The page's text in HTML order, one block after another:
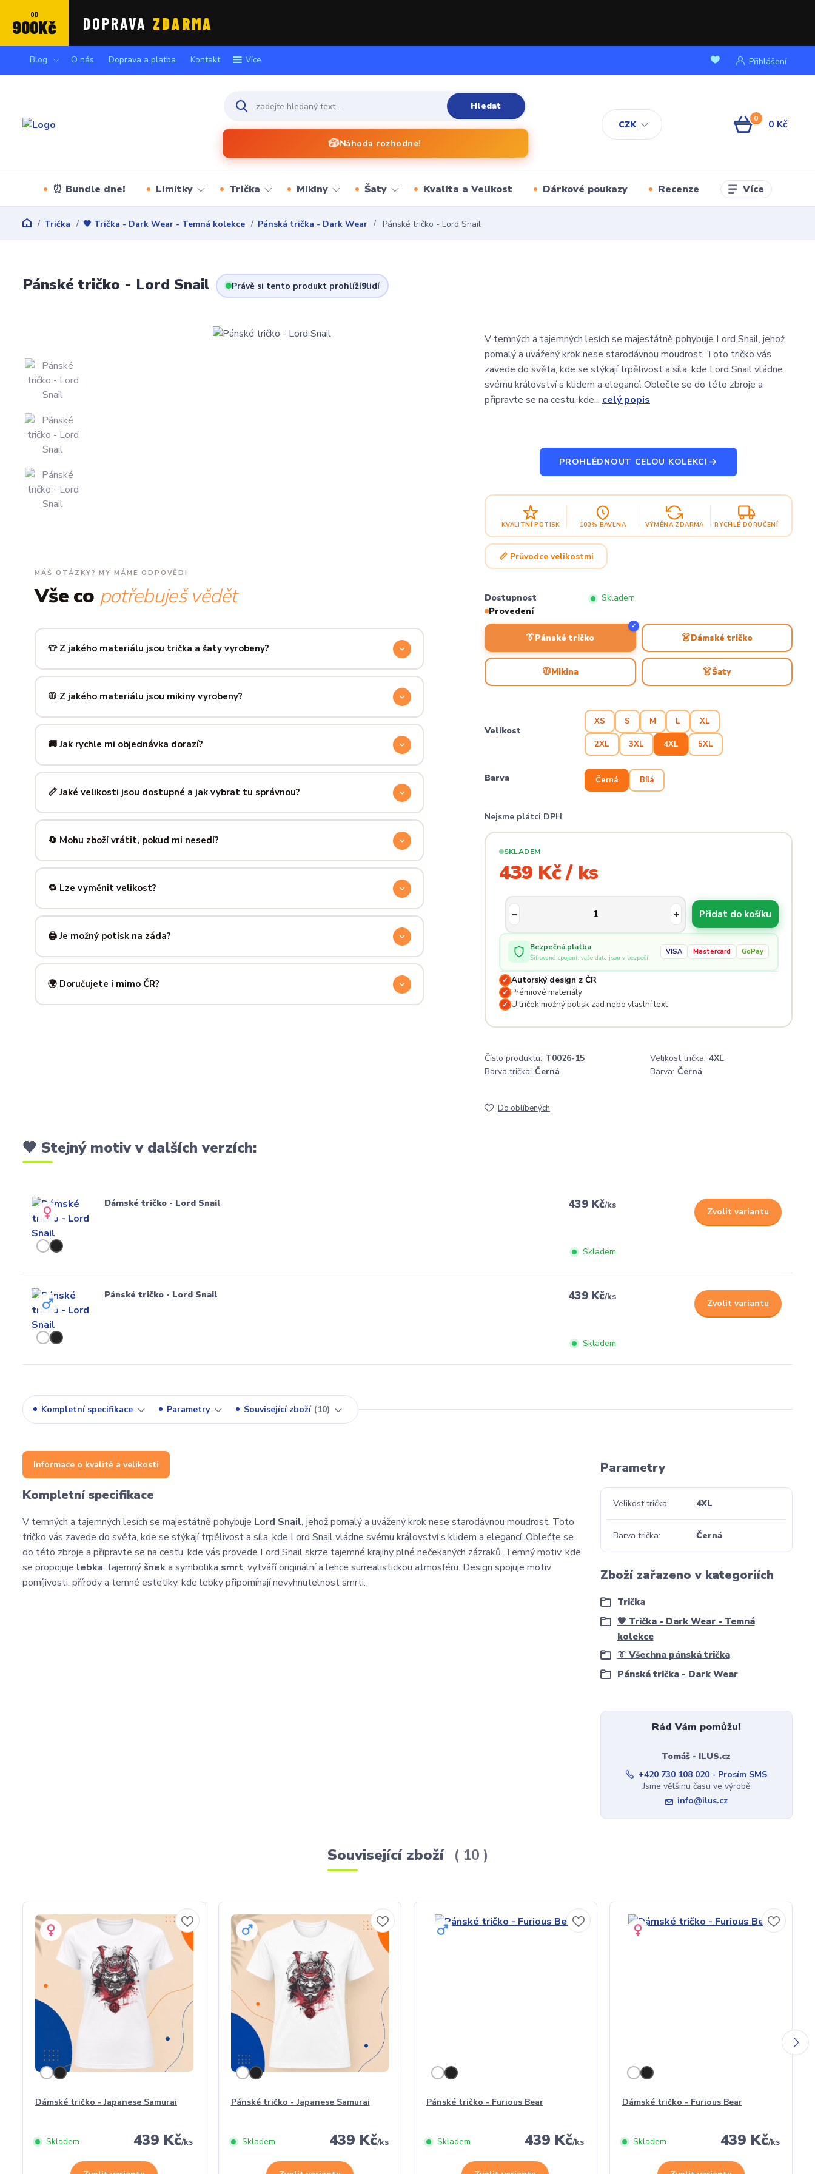
OD
900Kč DOPRAVA ZDARMA
Blog O nás Doprava a platba Kontakt Více
CZK
Přihlášení
Hledat
🎲Náhoda rozhodne!
0 0 Kč
⏰ Bundle dne! Limitky Trička Mikiny Šaty Kvalita a Velikost Dárkové poukazy Recenze Více
Trička 🖤 Trička - Dark Wear - Temná kolekce Pánská trička - Dark Wear Pánské tričko - Lord Snail
Pánské tričko - Lord Snail Právě si tento produkt prohlíží9lidí
MÁŠ OTÁZKY? MY MÁME ODPOVĚDI
Vše co potřebuješ vědět
👕 Z jakého materiálu jsou trička a šaty vyrobeny?
Používáme prémiovou 100% bavlnu — měkkou na dotek, prodyšnou a odolnou. Produkt si
zachová tvar i barvu i po desítkách praní. Kvalita, kterou pocítíš hned při prvním oblečení.
🧥 Z jakého materiálu jsou mikiny vyrobeny?
Mikiny šijeme ze směsi80 % bavlny a 20 % polyesteru— příjemně hřejivá, pevná a zároveň
prodyšná kombinace, která si dlouho drží tvar i po opakovaném praní.
🚚 Jak rychle mi objednávka dorazí?
Mimo sezónu balíme a odesíláme do 3 pracovních dní. Doručení přes PPL, GLS nebo Českou
poštu trvá obvykle 1–3 pracovní dny — zboží tak můžeš mít u sebe už za pár dní.
📏 Jaké velikosti jsou dostupné a jak vybrat tu správnou?
Nabízíme velikosti XS až 5XL, takže si vybere opravdu každý. Klikni naPrůvodce velikostmi
výše — najdeš tam přesné míry v cm a výběr velikosti bude hračka.
🔄 Mohu zboží vrátit, pokud mi nesedí?
Samozřejmě. Máš plných14 dní na vráceníbez udání důvodu. Stačí nás kontaktovat na
info@ilus.cza vše vyřídíme rychle a bez komplikací.
🔁 Lze vyměnit velikost?
Standardně výměnu nenabízíme, ale víme, že se to stane — proto se nebojte napsat na
info@ilus.cz. Většinou společně najdeme řešení, které vás potěší.
🖨️ Je možný potisk na záda?
Ano! Potisk zad je možný u většiny našich produktů — skvělé pro originální dárky nebo párové
kousky. Napiš nám předem na
🌍 Doručujete i mimo ČR?
V temných a tajemných lesích se majestátně pohybuje Lord Snail, jehož
pomalý a uvážený krok nese starodávnou moudrost. Toto tričko vás
zavede do světa, kde se stýkají trpělivost a síla, kde Lord Snail vládne
svému království s klidem a elegancí. Oblečte se do této zbroje a
připravte se na cestu, kde... celý popis
PROHLÉDNOUT CELOU KOLEKCI
KVALITNÍ POTISK 100% BAVLNA VÝMĚNA ZDARMA RYCHLÉ DORUČENÍ
📏 Průvodce velikostmi
Dostupnost
Skladem
Provedení
👔Pánské tričko
✓
👗Dámské tričko
🧥Mikina 👗Šaty
Velikost
XS S M L XL
2XL 3XL 4XL 5XL
Barva Černá Bílá
Nejsme plátci DPH
SKLADEM
439 Kč / ks
Přidat do košíku
Bezpečná platba
Šifrované spojení, vaše data jsou v bezpečí
VISA Mastercard GoPay
✓ Autorský design z ČR
✓ Prémiové materiály
✓ U triček možný potisk zad nebo vlastní text
Číslo produktu: T0026-15 Velikost trička: 4XL
Barva trička: Černá Barva: Černá
Do oblíbených
🖤 Stejný motiv v dalších verzích:
Dámské tričko - Lord Snail 439 Kč/ks
Skladem
Zvolit variantu
Pánské tričko - Lord Snail 439 Kč/ks
Skladem
Zvolit variantu
Kompletní specifikace Parametry Související zboží 10
Informace o kvalitě a velikosti
Kompletní specifikace
V temných a tajemných lesích se majestátně pohybuje Lord Snail, jehož pomalý a uvážený krok nese starodávnou moudrost. Toto
tričko vás zavede do světa, kde se stýkají trpělivost a síla, kde Lord Snail vládne svému království s klidem a elegancí. Oblečte se
do této zbroje a připravte se na cestu, kde vás provede Lord Snail skrze tajemné krajiny plné nečekaných zázraků. Temný motiv, kde
se propojuje lebka, tajemnýšneka symbolika smrt, vytváří originální a lehce surrealistickou atmosféru. Design spojuje motiv
pomíjivosti, přírody a temné estetiky, kde lebky připomínají nevyhnutelnost smrti.
Parametry
Velikost trička 4XL
Barva trička Černá
Zboží zařazeno v kategoriích
Trička
🖤 Trička - Dark Wear - Temná
kolekce
👔 Všechna pánská trička
Pánská trička - Dark Wear
Rád Vám pomůžu!
Tomáš - ILUS.cz
+420 730 108 020 - Prosím SMS
Jsme většinu času ve výrobě
info@ilus.cz
Související zboží 10
Dámské tričko - Japanese Samurai
439 Kč/ks
Skladem
Pánské tričko - Japanese Samurai
439 Kč/ks
Skladem
Pánské tričko - Furious Bear
439 Kč/ks
Skladem
Dámské tričko - Furious Bear
439 Kč/ks
Skladem